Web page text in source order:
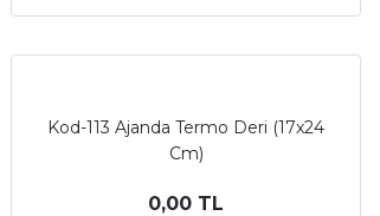
Kod-113 Ajanda Termo Deri (17x24
Cm)
0,00 TL